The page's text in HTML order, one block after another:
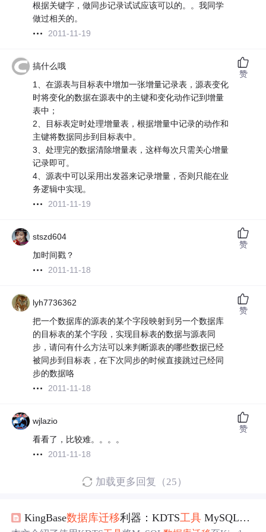
根据关键字，做同步记录试试应该可以的。。我同学
做过相关的。
2011-11-19
搞什么哦
1、在源表与目标表中增加一张增量记录表，源表变化
时将变化的数据在源表中的主键和变化动作记到增量
表中；
2、目标表定时处理增量表，根据增量中记录的动作和
主键将数据同步到目标表中。
3、处理完的数据清除增量表，这样每次只需关心增量
记录即可。
4、源表中可以采用出发器来记录增量，否则只能在业
务逻辑中实现。
2011-11-19
赞
stszd604
加时间戳？
2011-11-18
赞
lyh7736362
把一个数据库的源表的某个字段映射到另一个数据库
的目标表的某个字段，实现目标表的数据与源表同
步，请问有什么方法可以来判断源表的哪些数据已经
被同步到目标表，在下次同步的时候直接跳过已经同
步的数据咯
2011-11-18
赞
wjlazio
看看了，比较难。。。。
2011-11-18
赞
加载更多回复（25）
KingBase数据库迁移利器：KDTS工具 MySQL数据